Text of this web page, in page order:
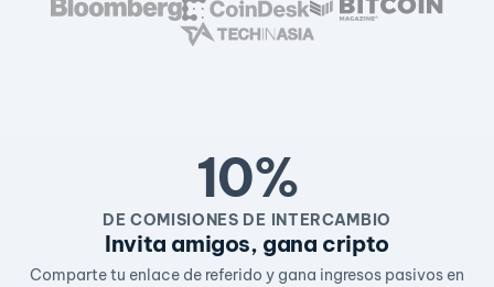
10%
DE COMISIONES DE INTERCAMBIO
Invita amigos, gana cripto
Comparte tu enlace de referido y gana ingresos pasivos en